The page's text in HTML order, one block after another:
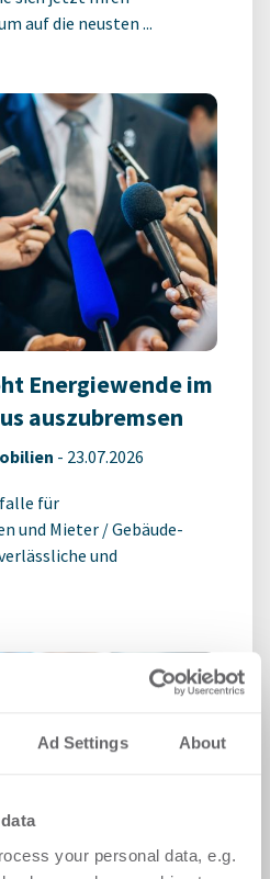
Ad Settings About
your personal data, e.g.
auf die neusten ...
Energiewende im
auszubremsen
- 23.07.2026
für
und Mieter / Gebäude-
und